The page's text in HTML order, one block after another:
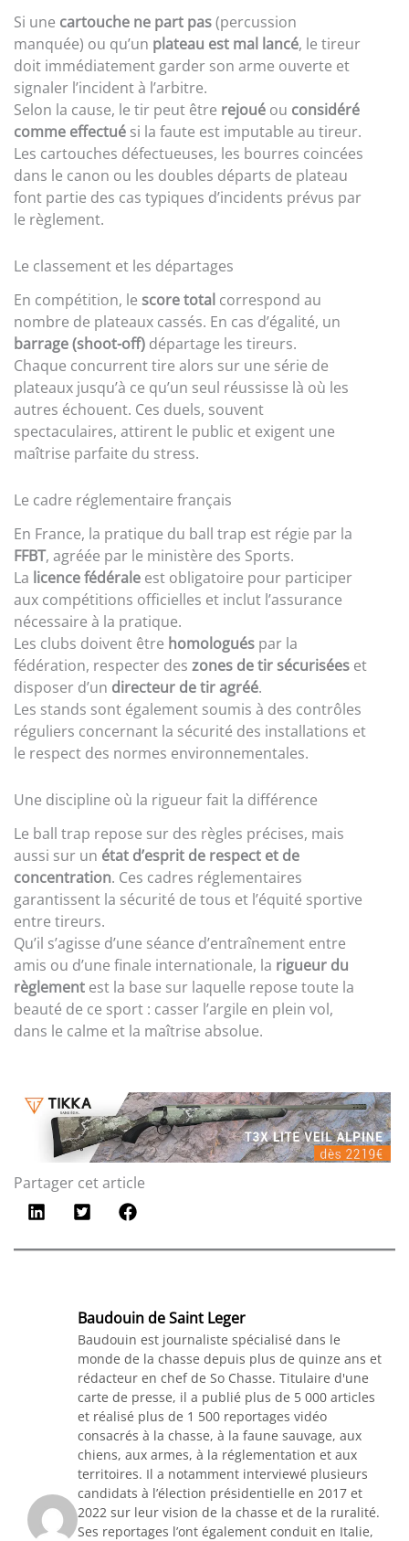
Si une cartouche ne part pas(percussion
manquée) ou qu’un plateau est mal lancé, le tireur
doit immédiatement garder son arme ouverte et
signaler l’incident à l’arbitre.
Selon la cause, le tir peut être rejoué ou considéré
comme effectué si la faute est imputable au tireur.
Les cartouches défectueuses, les bourres coincées
dans le canon ou les doubles départs de plateau
font partie des cas typiques d’incidents prévus par
le règlement.
Le classement et les départages
En compétition, le score total correspond au
nombre de plateaux cassés. En cas d’égalité, un
barrage (shoot-off) départage les tireurs.
Chaque concurrent tire alors sur une série de
plateaux jusqu’à ce qu’un seul réussisse là où les
autres échouent. Ces duels, souvent
spectaculaires, attirent le public et exigent une
maîtrise parfaite du stress.
Le cadre réglementaire français
En France, la pratique du ball trap est régie par la
FFBT, agréée par le ministère des Sports.
La licence fédérale est obligatoire pour participer
aux compétitions officielles et inclut l’assurance
nécessaire à la pratique.
Les clubs doivent être homologués par la
fédération, respecter des zones de tir sécurisées et
disposer d’un directeur de tir agréé.
Les stands sont également soumis à des contrôles
réguliers concernant la sécurité des installations et
le respect des normes environnementales.
Une discipline où la rigueur fait la différence
Le ball trap repose sur des règles précises, mais
aussi sur un état d’esprit de respect et de
concentration. Ces cadres réglementaires
garantissent la sécurité de tous et l’équité sportive
entre tireurs.
Qu’il s’agisse d’une séance d’entraînement entre
amis ou d’une finale internationale, la rigueur du
règlement est la base sur laquelle repose toute la
beauté de ce sport : casser l’argile en plein vol,
dans le calme et la maîtrise absolue.
Partager cet article
Baudouin de Saint Leger
Baudouin est journaliste spécialisé dans le
monde de la chasse depuis plus de quinze ans et
rédacteur en chef de So Chasse. Titulaire d'une
carte de presse, il a publié plus de 5 000 articles
et réalisé plus de 1 500 reportages vidéo
consacrés à la chasse, à la faune sauvage, aux
chiens, aux armes, à la réglementation et aux
territoires. Il a notamment interviewé plusieurs
candidats à l’élection présidentielle en 2017 et
2022 sur leur vision de la chasse et de la ruralité.
Ses reportages l’ont également conduit en Italie,